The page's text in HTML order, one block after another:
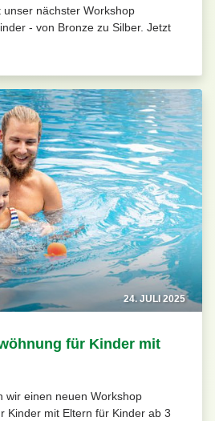
nächster Workshop
- von Bronze zu Silber. Jetzt
24. JULI 2025
für Kinder mit
wir einen neuen Workshop
Kinder mit Eltern für Kinder ab 3